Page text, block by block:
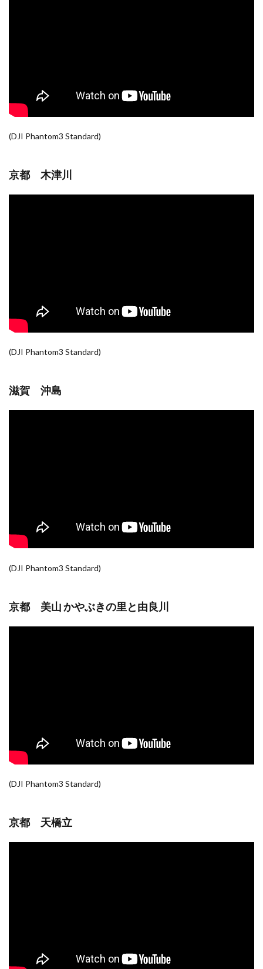
(DJI Phantom3 Standard)
京都 木津川
(DJI Phantom3 Standard)
滋賀 沖島
(DJI Phantom3 Standard)
京都 美山 かやぶきの里と由良川
(DJI Phantom3 Standard)
京都 天橋立